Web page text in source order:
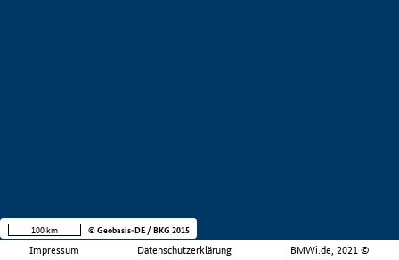
Impressum Datenschutzerklärung BMWi.de, 2021 ©
100 km © Geobasis-DE / BKG 2015